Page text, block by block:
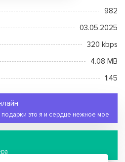
982
03.05.2025
320 kbps
4.08 MB
1:45
это я и сердце нежное мое